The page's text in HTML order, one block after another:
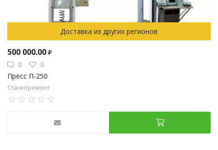
Доставка из других регионов
500 000.00 ₽
0
0
Пресс П-250
Станкоремонт